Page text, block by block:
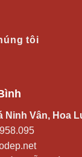
tôi
Ninh Vân, Hoa